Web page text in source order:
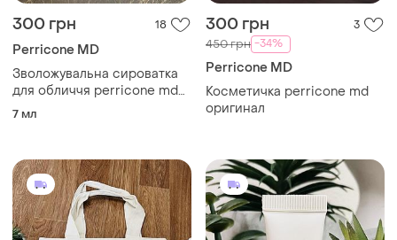
300 грн 18
Perricone MD
Зволожувальна сироватка
для обличчя perricone md
hyaluronic intensive, 7.5мл
7 мл
300 грн 3
450 грн -34%
Perricone MD
Косметичка perricone md
оригинал